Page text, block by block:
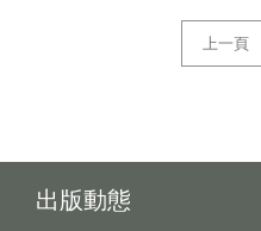
上一頁
出版動態